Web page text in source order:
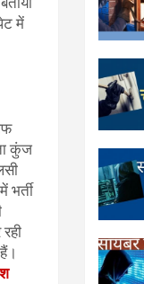
में
कुंज